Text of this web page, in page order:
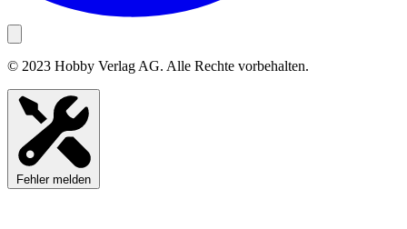
© 2023 Hobby Verlag AG. Alle Rechte vorbehalten.
Fehler melden